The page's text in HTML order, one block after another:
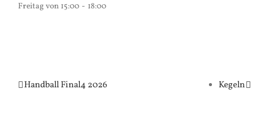
Freitag von 15:00 - 18:00
Handball Final4 2026 Kegeln